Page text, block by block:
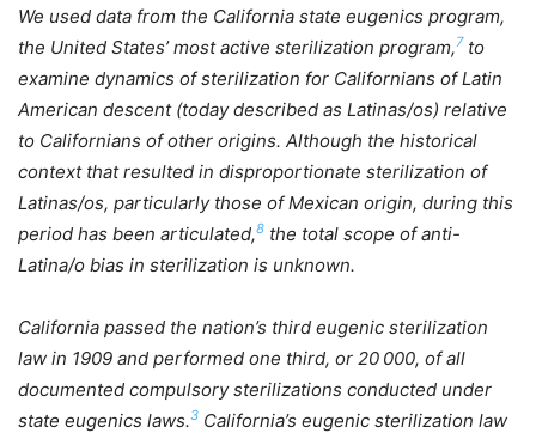
We used data from the California state eugenics program,
the United States’ most active sterilization program,7 to
examine dynamics of sterilization for Californians of Latin
American descent (today described as Latinas/os) relative
to Californians of other origins. Although the historical
context that resulted in disproportionate sterilization of
Latinas/os, particularly those of Mexican origin, during this
period has been articulated,8 the total scope of anti-
Latina/o bias in sterilization is unknown.
California passed the nation’s third eugenic sterilization
law in 1909 and performed one third, or 20 000, of all
documented compulsory sterilizations conducted under
state eugenics laws.3 California’s eugenic sterilization law